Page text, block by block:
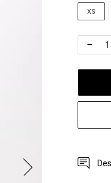
XS